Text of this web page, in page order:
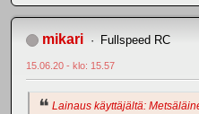
mikari Fullspeed RC
15.06.20 - klo: 15.57
Lainaus käyttäjältä: